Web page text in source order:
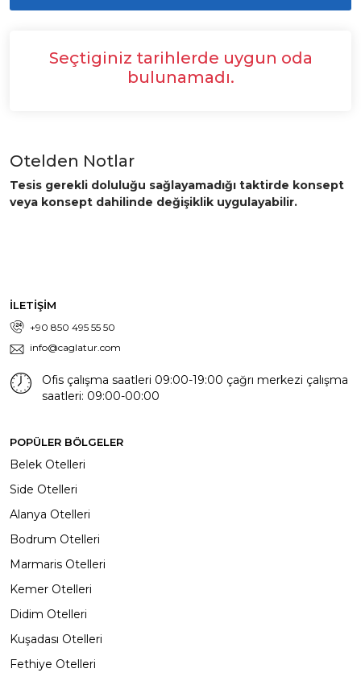
Seçtiginiz tarihlerde uygun oda
bulunamadı.
Otelden Notlar
Tesis gerekli doluluğu sağlayamadığı taktirde konsept
veya konsept dahilinde değişiklik uygulayabilir.
İLETİŞİM
+90 850 495 55 50
info@caglatur.com
Ofis çalışma saatleri 09:00-19:00 çağrı merkezi çalışma
saatleri: 09:00-00:00
POPÜLER BÖLGELER
Belek Otelleri
Side Otelleri
Alanya Otelleri
Bodrum Otelleri
Marmaris Otelleri
Kemer Otelleri
Didim Otelleri
Kuşadası Otelleri
Fethiye Otelleri